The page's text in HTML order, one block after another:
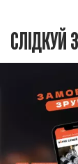
СЛІДКУЙ